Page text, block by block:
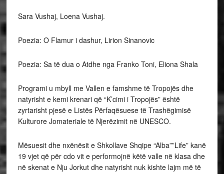
Sara Vushaj, Loena Vushaj.
Poezia: O Flamur i dashur, Lirion Sinanovic
Poezia: Sa të dua o Atdhe nga Franko Toni, Eliona Shala
Programi u mbyll me Vallen e famshme të Tropojës dhe
natyrisht e kemi krenari që “K’cimi i Tropojës” është
zyrtarisht pjesë e Listës Përfaqësuese të Trashëgimisë
Kulturore Jomateriale të Njerëzimit në UNESCO.
Mësuesit dhe nxënësit e Shkollave Shqipe “Alba””Life” kanë
19 vjet që për cdo vit e performojnë këtë valle në klasa dhe
në skenat e Nju Jorkut dhe natyrisht nuk kishte lajm më të